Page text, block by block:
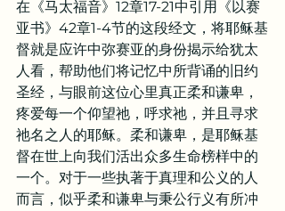
在《马太福音》12章17-21中引用《以赛
亚书》42章1-4节的这段经文，将耶稣基
督就是应许中弥赛亚的身份揭示给犹太
人看，帮助他们将记忆中所背诵的旧约
圣经，与眼前这位心里真正柔和谦卑，
疼爱每一个仰望祂，呼求祂，并且寻求
祂名之人的耶稣。柔和谦卑，是耶稣基
督在世上向我们活出众多生命榜样中的
一个。对于一些执著于真理和公义的人
而言，似乎柔和谦卑与秉公行义有所冲